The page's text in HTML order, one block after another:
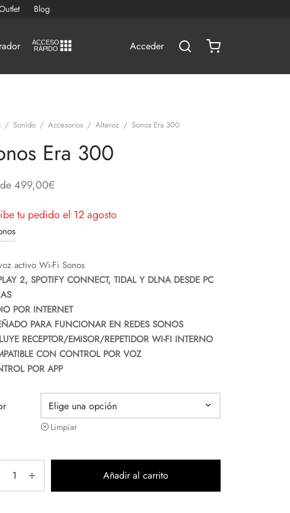
Blog
ACCESO
RÁPIDO Acceder
/ Sonido / Accesorios / Altavoz / Sonos Era 300
Era 300
499,00€
tu pedido el 12 agosto
activo Wi-Fi Sonos
2, SPOTIFY CONNECT, TIDAL Y DLNA DESDE PC
POR INTERNET
PARA FUNCIONAR EN REDES SONOS
RECEPTOR/EMISOR/REPETIDOR WI-FI INTERNO
CON CONTROL POR VOZ
POR APP
Limpiar
Añadir al carrito